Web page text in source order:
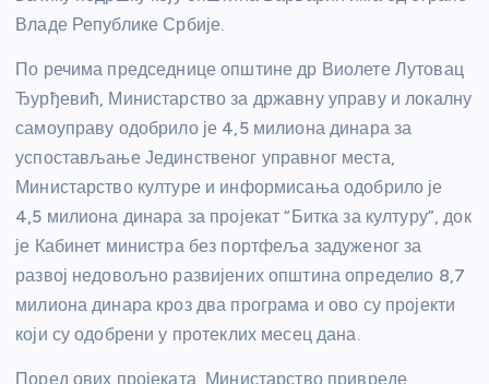
Владе Републике Србије.
По речима председнице општине др Виолете Лутовац
Ђурђевић, Министарство за државну управу и локалну
самоуправу одобрило је 4,5 милиона динара за
успостављање Јединственог управног места,
Министарство културе и информисања одобрило је
4,5 милиона динара за пројекат “Битка за културу”, док
је Кабинет министра без портфеља задуженог за
развој недовољно развијених општина определио 8,7
милиона динара кроз два програма и ово су пројекти
који су одобрени у протеклих месец дана.
Поред ових пројеката, Министарство привреде